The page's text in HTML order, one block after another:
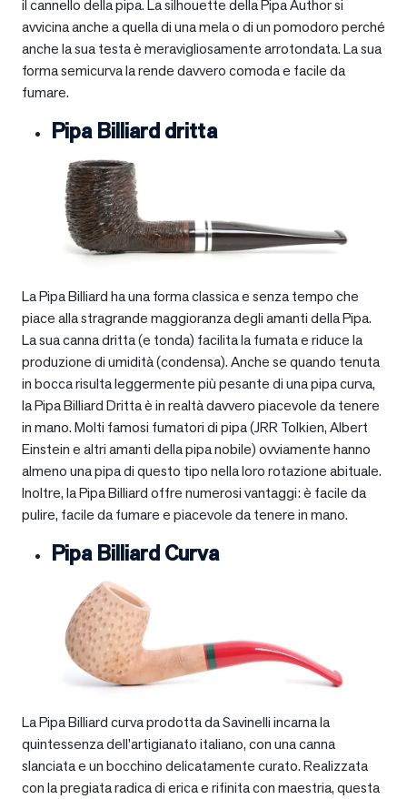
il cannello della pipa. La silhouette della Pipa Author si
avvicina anche a quella di una mela o di un pomodoro perché
anche la sua testa è meravigliosamente arrotondata. La sua
forma semicurva la rende davvero comoda e facile da
fumare.
Pipa Billiard dritta
La Pipa Billiard ha una forma classica e senza tempo che
piace alla stragrande maggioranza degli amanti della Pipa.
La sua canna dritta (e tonda) facilita la fumata e riduce la
produzione di umidità (condensa). Anche se quando tenuta
in bocca risulta leggermente più pesante di una pipa curva,
la Pipa Billiard Dritta è in realtà davvero piacevole da tenere
in mano. Molti famosi fumatori di pipa (JRR Tolkien, Albert
Einstein e altri amanti della pipa nobile) ovviamente hanno
almeno una pipa di questo tipo nella loro rotazione abituale.
Inoltre, la Pipa Billiard offre numerosi vantaggi: è facile da
pulire, facile da fumare e piacevole da tenere in mano.
Pipa Billiard Curva
La Pipa Billiard curva prodotta da Savinelli incarna la
quintessenza dell’artigianato italiano, con una canna
slanciata e un bocchino delicatamente curato. Realizzata
con la pregiata radica di erica e rifinita con maestria, questa